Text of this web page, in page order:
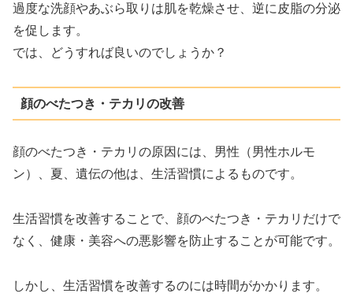
過度な洗顔やあぶら取りは肌を乾燥させ、逆に皮脂の分泌
を促します。
では、どうすれば良いのでしょうか？
顔のべたつき・テカリの改善
顔のべたつき・テカリの原因には、男性（男性ホルモ
ン）、夏、遺伝の他は、生活習慣によるものです。
生活習慣を改善することで、顔のべたつき・テカリだけで
なく、健康・美容への悪影響を防止することが可能です。
しかし、生活習慣を改善するのには時間がかかります。